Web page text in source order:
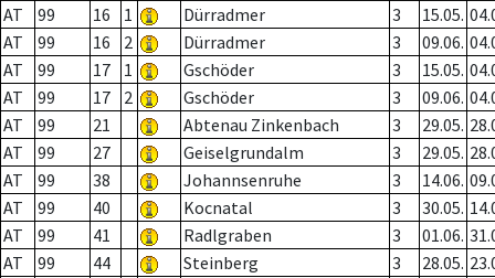
AT
99 16 1 Dürradmer 3 15.05.
AT
99 16 2 Dürradmer 3 09.06.
AT
99 17 1 Gschöder 3 15.05.
AT
99 17 2 Gschöder 3 09.06.
AT
99 21 Abtenau Zinkenbach 3 29.05.
AT
99 27 Geiselgrundalm 3 29.05.
AT
99 38 Johannsenruhe 3 14.06.
AT
99 40 Kocnatal 3 30.05.
AT
99 41 Radlgraben 3 01.06.
AT
99 44 Steinberg 3 28.05.